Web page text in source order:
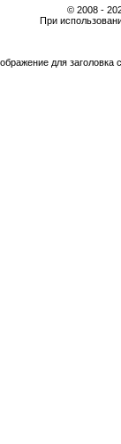
© 2008 -
При
для